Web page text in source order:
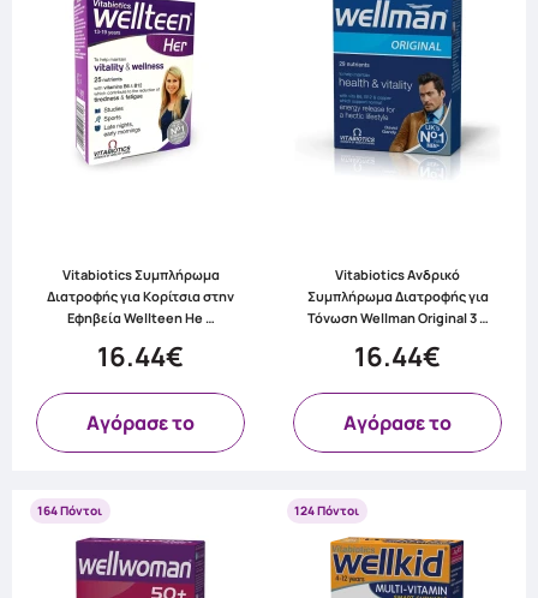
Vitabiotics Συμπλήρωμα
Διατροφής για Κορίτσια στην
Εφηβεία Wellteen He …
16.44€
Aγόρασε το
Vitabiotics Ανδρικό
Συμπλήρωμα Διατροφής για
Τόνωση Wellman Original 3 …
16.44€
Aγόρασε το
164 Πόντοι 124 Πόντοι